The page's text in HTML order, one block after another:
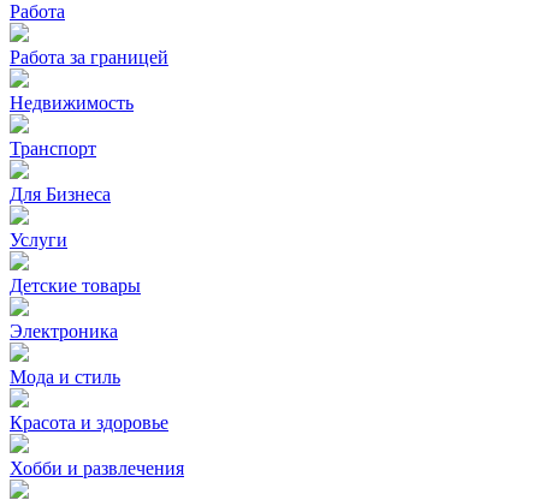
Работа
Работа за границей
Недвижимость
Транспорт
Для Бизнеса
Услуги
Детские товары
Электроника
Мода и стиль
Красота и здоровье
Хобби и развлечения